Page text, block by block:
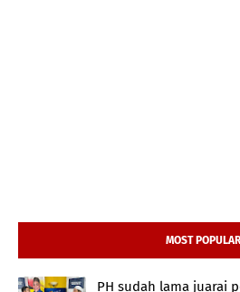
MOST POPULAR
PH sudah lama juarai